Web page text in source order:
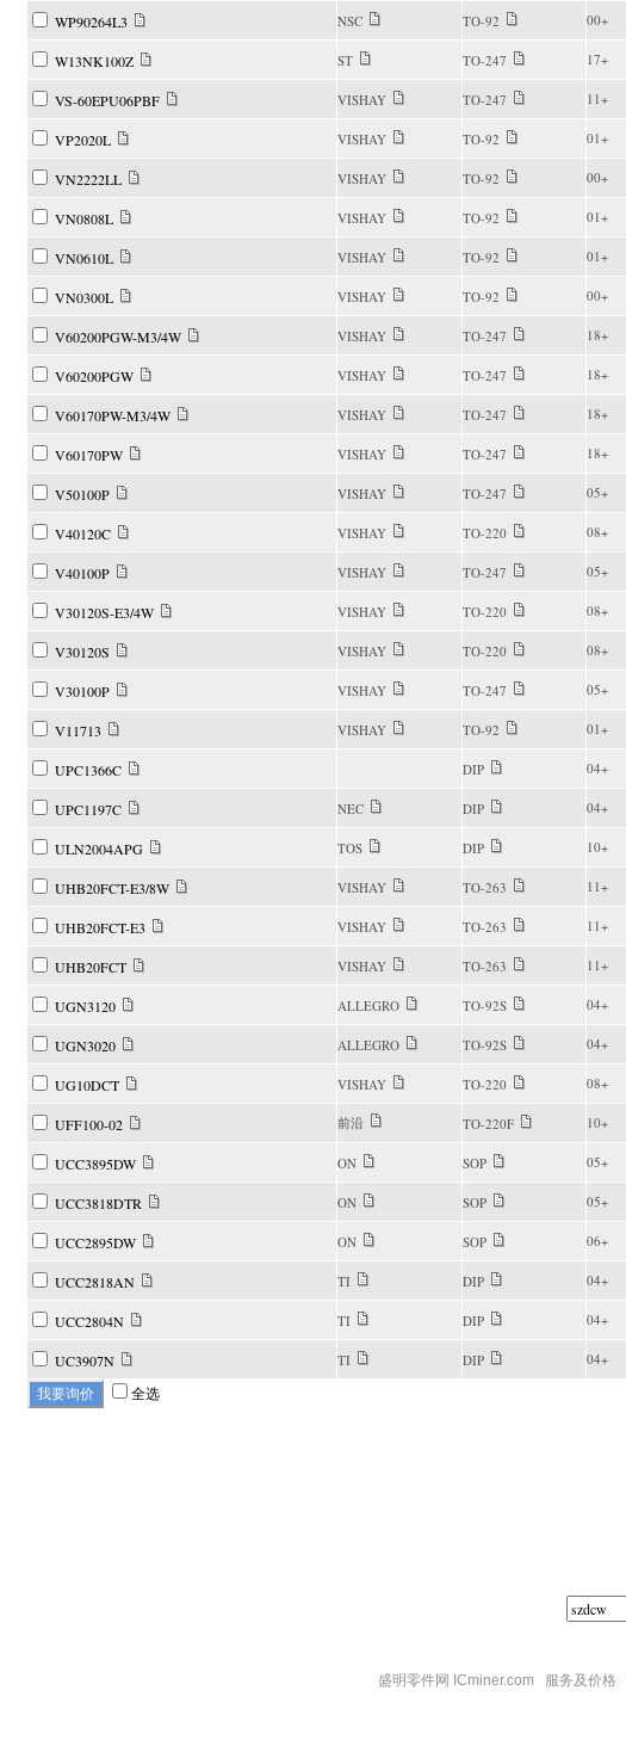
WP90264L3 NSC TO-92 00+
W13NK100Z ST TO-247 17+
VS-60EPU06PBF VISHAY TO-247 11+
VP2020L VISHAY TO-92 01+
VN2222LL VISHAY TO-92 00+
VN0808L VISHAY TO-92 01+
VN0610L VISHAY TO-92 01+
VN0300L VISHAY TO-92 00+
V60200PGW-M3/4W VISHAY TO-247 18+
V60200PGW VISHAY TO-247 18+
V60170PW-M3/4W VISHAY TO-247 18+
V60170PW VISHAY TO-247 18+
V50100P VISHAY TO-247 05+
V40120C VISHAY TO-220 08+
V40100P VISHAY TO-247 05+
V30120S-E3/4W VISHAY TO-220 08+
V30120S VISHAY TO-220 08+
V30100P VISHAY TO-247 05+
V11713 VISHAY TO-92 01+
UPC1366C DIP 04+
UPC1197C NEC DIP 04+
ULN2004APG TOS DIP 10+
UHB20FCT-E3/8W VISHAY TO-263 11+
UHB20FCT-E3 VISHAY TO-263 11+
UHB20FCT VISHAY TO-263 11+
UGN3120 ALLEGRO TO-92S 04+
UGN3020 ALLEGRO TO-92S 04+
UG10DCT VISHAY TO-220 08+
UFF100-02 前沿 TO-220F 10+
UCC3895DW ON SOP 05+
UCC3818DTR ON SOP 05+
UCC2895DW ON SOP 06+
UCC2818AN TI DIP 04+
UCC2804N TI DIP 04+
UC3907N TI DIP 04+
全选
盛明零件网 ICminer.com 服务及价格